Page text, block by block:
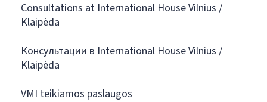
Consultations at International House Vilnius /
Klaipėda
Консультации в International House Vilnius /
Klaipėda
VMI teikiamos paslaugos